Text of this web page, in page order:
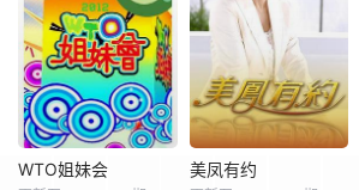
WTO姐妹会 美凤有约